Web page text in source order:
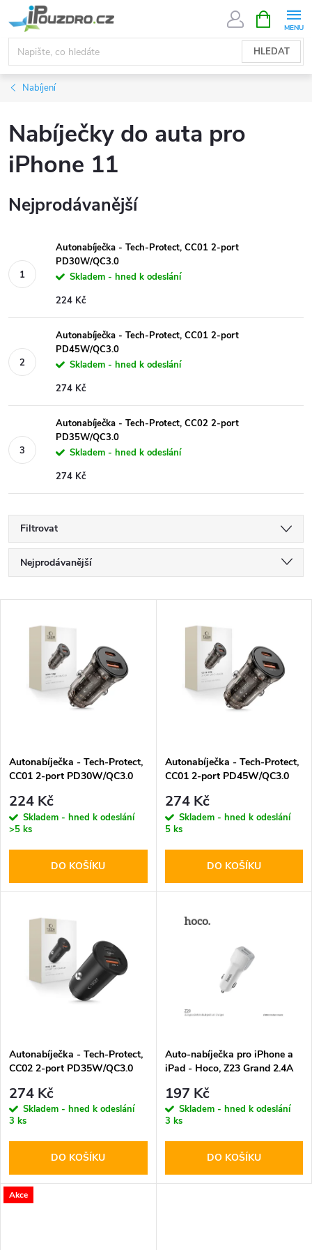
na
obsah
HLEDAT
NÁKUPNÍ
KOŠÍK
Nabíjení
Nabíječky do auta pro
iPhone 11
Nejprodávanější
Autonabíječka - Tech-Protect, CC01 2-port
PD30W/QC3.0
Skladem - hned k odeslání
224 Kč
Autonabíječka - Tech-Protect, CC01 2-port
PD45W/QC3.0
Skladem - hned k odeslání
274 Kč
Autonabíječka - Tech-Protect, CC02 2-port
PD35W/QC3.0
Skladem - hned k odeslání
274 Kč
Filtrovat
Ř
a
p
r
o
d
Nejprodávanější
Abecedně
s
p
r
o
d
Autonabíječka - Tech-Protect,
CC01 2-port PD30W/QC3.0
224 Kč
Skladem - hned k odeslání
>5 ks
DO KOŠÍKU
Autonabíječka - Tech-Protect,
CC01 2-port PD45W/QC3.0
274 Kč
Skladem - hned k odeslání
5 ks
DO KOŠÍKU
Autonabíječka - Tech-Protect,
CC02 2-port PD35W/QC3.0
274 Kč
Skladem - hned k odeslání
3 ks
DO KOŠÍKU
Auto-nabíječka pro iPhone a
iPad - Hoco, Z23 Grand 2.4A
197 Kč
Skladem - hned k odeslání
3 ks
DO KOŠÍKU
Akce